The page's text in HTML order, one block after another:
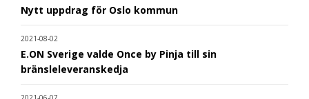
Nytt uppdrag för Oslo kommun
2021-08-02
E.ON Sverige valde Once by Pinja till sin
bränsleleveranskedja